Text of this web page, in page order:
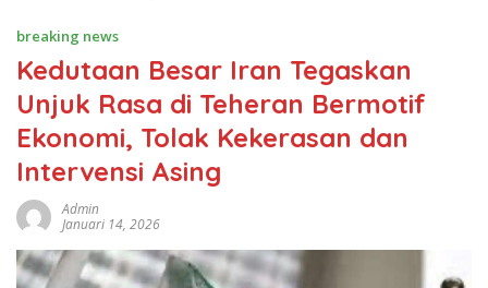
breaking news
Kedutaan Besar Iran Tegaskan
Unjuk Rasa di Teheran Bermotif
Ekonomi, Tolak Kekerasan dan
Intervensi Asing
Admin
Januari 14, 2026